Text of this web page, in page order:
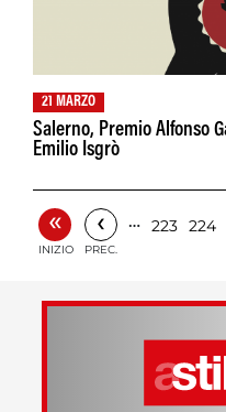
21 MARZO
Salerno, Premio Alfonso
Emilio Isgrò
«
INIZIO
‹
PREC.
… 223 224